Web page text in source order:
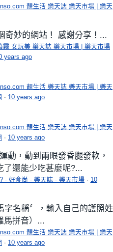
靚生活 樂天誌 樂天市場 | 樂天
奇妙的網站！ 感謝分享！...
女玩美 樂天誌 樂天市場 | 樂天市場
years ago
靚生活 樂天誌 樂天市場 | 樂天
· 10 years ago
靚生活 樂天誌 樂天市場 | 樂天
· 10 years ago
動，動到兩眼發昏腿發軟，
了還能少吃甚麼呢?...
- 好食尚 - 樂天誌 - 樂天市場 · 10
字名稱〞，輸入自己的護照姓
馬拼音）...
靚生活 樂天誌 樂天市場 | 樂天
· 10 years ago